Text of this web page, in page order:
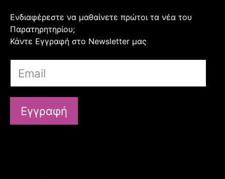
Ενδιαφέρεστε να μαθαίνετε πρώτοι τα νέα του
Παρατηρητηρίου;
Κάντε Εγγραφή στο Newsletter μας
Εγγραφή